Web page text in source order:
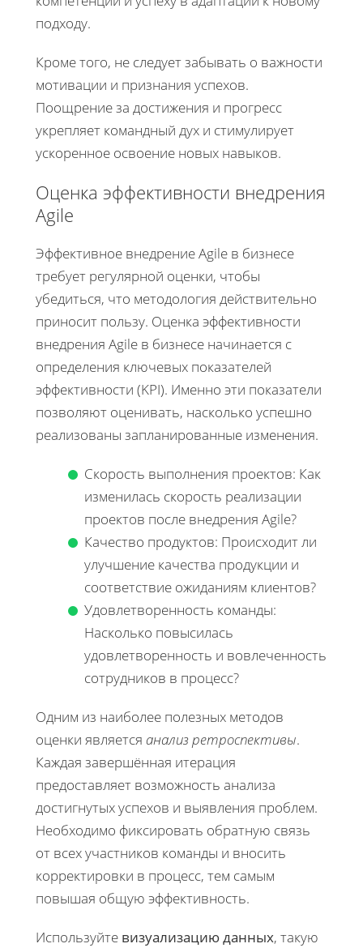
подходу.
Кроме того, не следует забывать о важности
мотивации и признания успехов.
Поощрение за достижения и прогресс
укрепляет командный дух и стимулирует
ускоренное освоение новых навыков.
Оценка эффективности внедрения
Agile
Эффективное внедрение Agile в бизнесе
требует регулярной оценки, чтобы
убедиться, что методология действительно
приносит пользу. Оценка эффективности
внедрения Agile в бизнесе начинается с
определения ключевых показателей
эффективности (KPI). Именно эти показатели
позволяют оценивать, насколько успешно
реализованы запланированные изменения.
Скорость выполнения проектов: Как
изменилась скорость реализации
проектов после внедрения Agile?
Качество продуктов: Происходит ли
улучшение качества продукции и
соответствие ожиданиям клиентов?
Удовлетворенность команды:
Насколько повысилась
удовлетворенность и вовлеченность
сотрудников в процесс?
Одним из наиболее полезных методов
оценки является анализ ретроспективы.
Каждая завершённая итерация
предоставляет возможность анализа
достигнутых успехов и выявления проблем.
Необходимо фиксировать обратную связь
от всех участников команды и вносить
корректировки в процесс, тем самым
повышая общую эффективность.
Используйте визуализацию данных, такую